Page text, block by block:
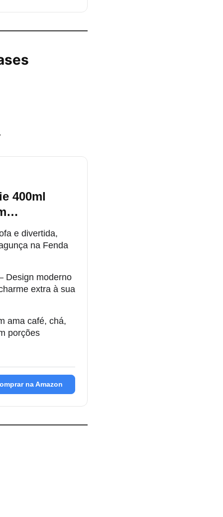
400ml
e divertida,
na Fenda
Design moderno
extra à sua
ama café, chá,
porções
na Amazon